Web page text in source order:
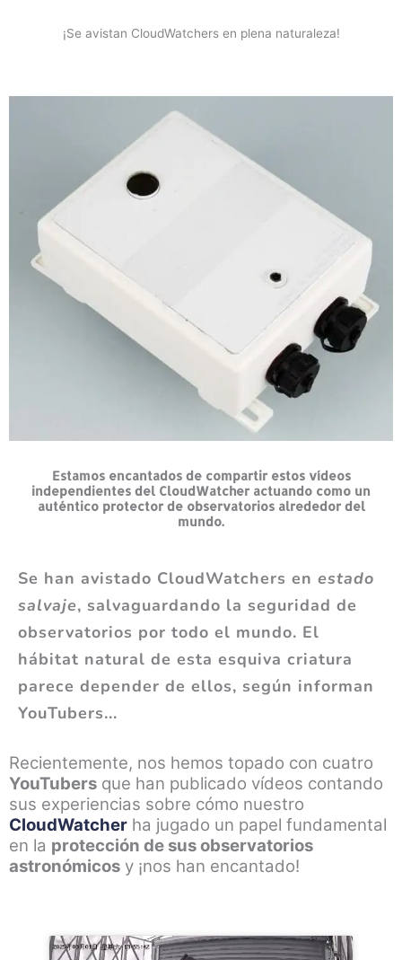
¡Se avistan CloudWatchers en plena naturaleza!
Estamos encantados de compartir estos vídeos
independientes del CloudWatcher actuando como un
auténtico protector de observatorios alrededor del
mundo.
Se han avistado CloudWatchers en estado
salvaje, salvaguardando la seguridad de
observatorios por todo el mundo. El
hábitat natural de esta esquiva criatura
parece depender de ellos, según informan
YouTubers...
Recientemente, nos hemos topado con cuatro
YouTubers que han publicado vídeos contando
sus experiencias sobre cómo nuestro
CloudWatcher ha jugado un papel fundamental
en la protección de sus observatorios
astronómicos y ¡nos han encantado!